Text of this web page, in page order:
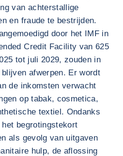
van achterstallige
en fraude te bestrijden.
door het IMF in
Credit Facility van 625
tot juli 2029, zouden in
afwerpen. Er wordt
de inkomsten verwacht
op tabak, cosmetica,
textiel. Ondanks
begrotingstekort
als gevolg van uitgaven
hulp, de aflossing